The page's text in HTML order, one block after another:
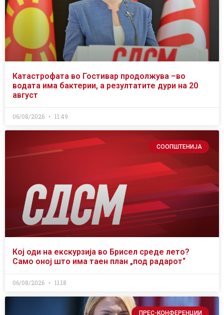
Катастрофата во Гостивар продолжува –во
водата има бактерии, а резултатите дури на 20
август
06/08/2026 11:49
СООПШТЕНИЈА
Кој оди на екскурзија во Брисел среде лето?
Само оној што има таен план „под радарот“
06/08/2026 11:18
ПРЕС-КОНФЕРЕНЦИИ